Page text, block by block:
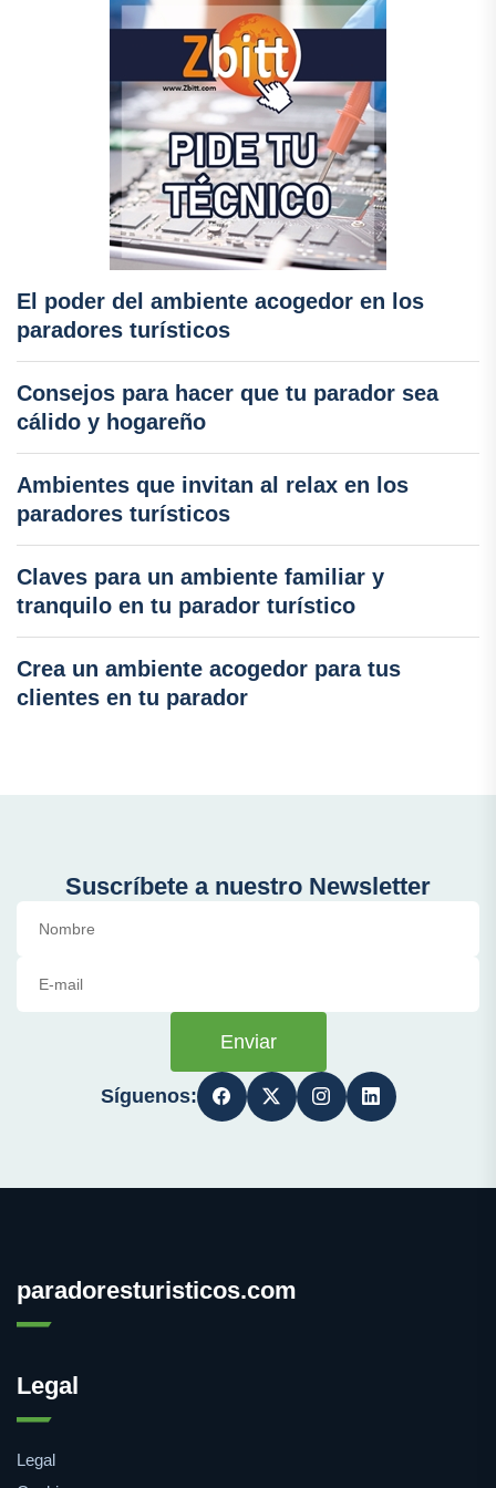
El poder del ambiente acogedor en los
paradores turísticos
Consejos para hacer que tu parador sea
cálido y hogareño
Ambientes que invitan al relax en los
paradores turísticos
Claves para un ambiente familiar y
tranquilo en tu parador turístico
Crea un ambiente acogedor para tus
clientes en tu parador
Suscríbete a nuestro Newsletter
Enviar
Síguenos:
paradoresturisticos.com
Legal
Legal